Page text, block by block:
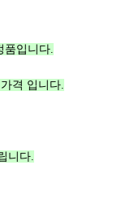
품입니다.
격 입니다.
니다.